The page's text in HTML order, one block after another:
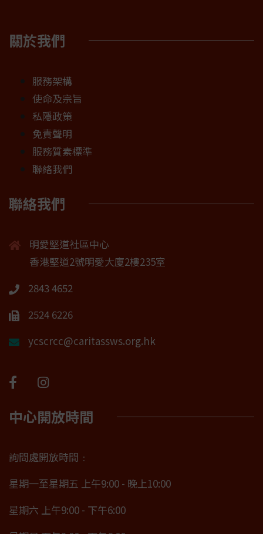
關於我們
服務架構
使命及宗旨
私隱政策
免責聲明
服務質素標準
聯絡我們
聯絡我們
明愛堅道社區中心
香港堅道2號明愛大廈2樓235室
2843 4652
2524 6226
ycscrcc@caritassws.org.hk
中心開放時間
詢問處開放時間﹕
星期一至星期五 上午9:00 - 晚上10:00
星期六 上午9:00 - 下午6:00